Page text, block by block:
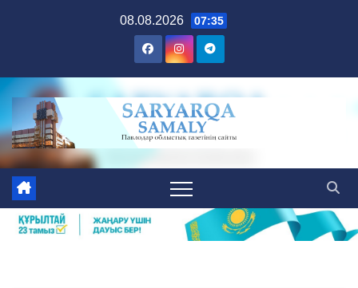
08.08.2026 07:35